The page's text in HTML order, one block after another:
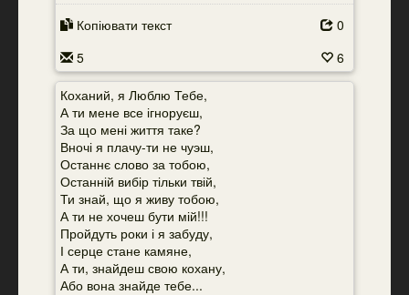
Копіювати текст
0
5
6
Коханий, я Люблю Тебе,
А ти мене все ігноруєш,
За що мені життя таке?
Вночі я плачу-ти не чуэш,
Останнє слово за тобою,
Останній вибір тільки твій,
Ти знай, що я живу тобою,
А ти не хочеш бути мій!!!
Пройдуть роки і я забуду,
І серце стане камяне,
А ти, знайдеш свою кохану,
Або вона знайде тебе...